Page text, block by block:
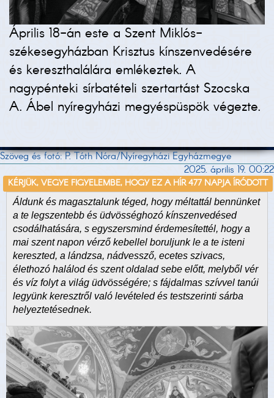
Április 18-án este a Szent Miklós-
székesegyházban Krisztus kínszenvedésére
és kereszthalálára emlékeztek. A
nagypénteki sírbatételi szertartást Szocska
A. Ábel nyíregyházi megyéspüspök végezte.
Szöveg és fotó: P. Tóth Nóra/Nyíregyházi Egyházmegye
2025. április 19. 00:22
KÉRJÜK, VEGYE FIGYELEMBE, HOGY EZ A HÍR 477 NAPJA ÍRÓDOTT
Áldunk és magasztalunk téged, hogy méltattál bennünket
a te legszentebb és üdvösséghozó kínszenvedésed
csodálhatására, s egyszersmind érdemesítettél, hogy a
mai szent napon vérző kebellel boruljunk le a te isteni
kereszted, a lándzsa, nádvessző, ecetes szivacs,
élethozó halálod és szent oldalad sebe előtt, melyből vér
és víz folyt a világ üdvösségére; s fájdalmas szívvel tanúi
legyünk keresztről való levételed és testszerinti sárba
helyeztetésednek.